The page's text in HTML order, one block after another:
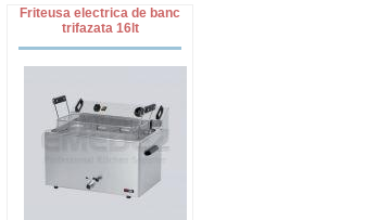
Friteusa electrica de banc
trifazata 16lt